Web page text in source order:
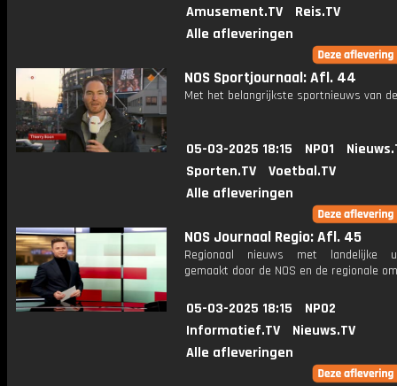
Amusement.TV
Reis.TV
Alle afleveringen
NOS Sportjournaal: Afl. 44
Met het belangrijkste sportnieuws van
05-03-2025 18:15 NPO1
Sporten.TV
Voetbal.TV
Alle afleveringen
NOS Journaal Regio: Afl. 45
Regionaal nieuws met landelijke
gemaakt door de NOS en de regionale
05-03-2025 18:15
NPO2
Informatief.TV
Nieuws.TV
Alle afleveringen